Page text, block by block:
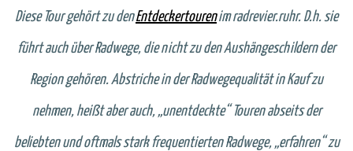
Diese Tour gehört zu denEntdeckertourenim radrevier.ruhr. D.h. sie
führt auch über Radwege, die nicht zu den Aushängeschildern der
Region gehören. Abstriche in der Radwegequalität in Kauf zu
nehmen, heißt aber auch, „unentdeckte“ Touren abseits der
beliebten und oftmals stark frequentierten Radwege, „erfahren“ zu